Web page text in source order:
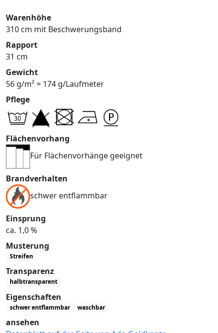
Warenhöhe
310 cm mit Beschwerungsband
Rapport
31 cm
Gewicht
56 g/m² = 174 g/Laufmeter
Pflege
Flächenvorhang
Für Flächenvorhänge geeignet
Brandverhalten
schwer entflammbar
Einsprung
ca. 1,0 %
Musterung
Streifen
Transparenz
halbtransparent
Eigenschaften
schwer entflammbar waschbar
ansehen